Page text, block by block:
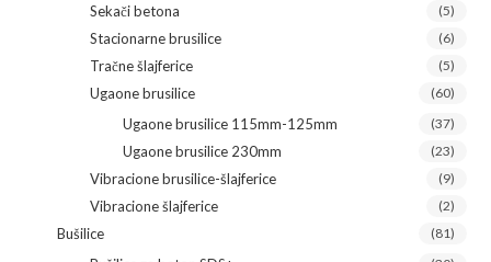
Sekači betona (5)
Stacionarne brusilice (6)
Tračne šlajferice (5)
Ugaone brusilice (60)
Ugaone brusilice 115mm-125mm (37)
Ugaone brusilice 230mm (23)
Vibracione brusilice-šlajferice (9)
Vibracione šlajferice (2)
Bušilice (81)